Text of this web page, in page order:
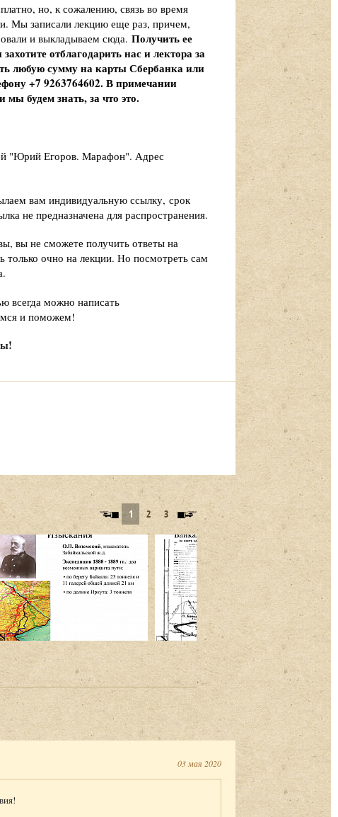
но, к сожалению, связь во время
Мы записали лекцию еще раз, причем,
и выкладываем сюда. Получить ее
отблагодарить нас и лектора за
любую сумму на карты Сбербанка или
+7 9263764602. В примечании
будем знать, за что это.
"Юрий Егоров. Марафон". Адрес
вам индивидуальную ссылку, срок
не предназначена для распространения.
вы не сможете получить ответы на
только очно на лекции. Но посмотреть сам
всегда можно написать
и поможем!
1 2 3
03 мая 2020